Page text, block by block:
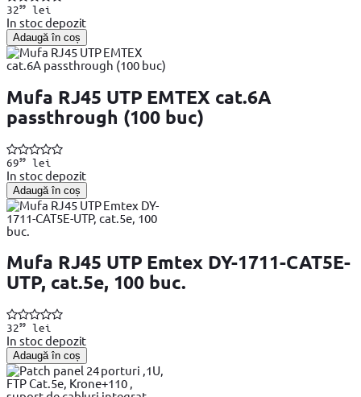
3299lei
In stoc depozit
Adaugă în coș
Mufa RJ45 UTP EMTEX cat.6A
passthrough (100 buc)
6999lei
In stoc depozit
Adaugă în coș
Mufa RJ45 UTP Emtex DY-1711-CAT5E-
UTP, cat.5e, 100 buc.
3299lei
In stoc depozit
Adaugă în coș